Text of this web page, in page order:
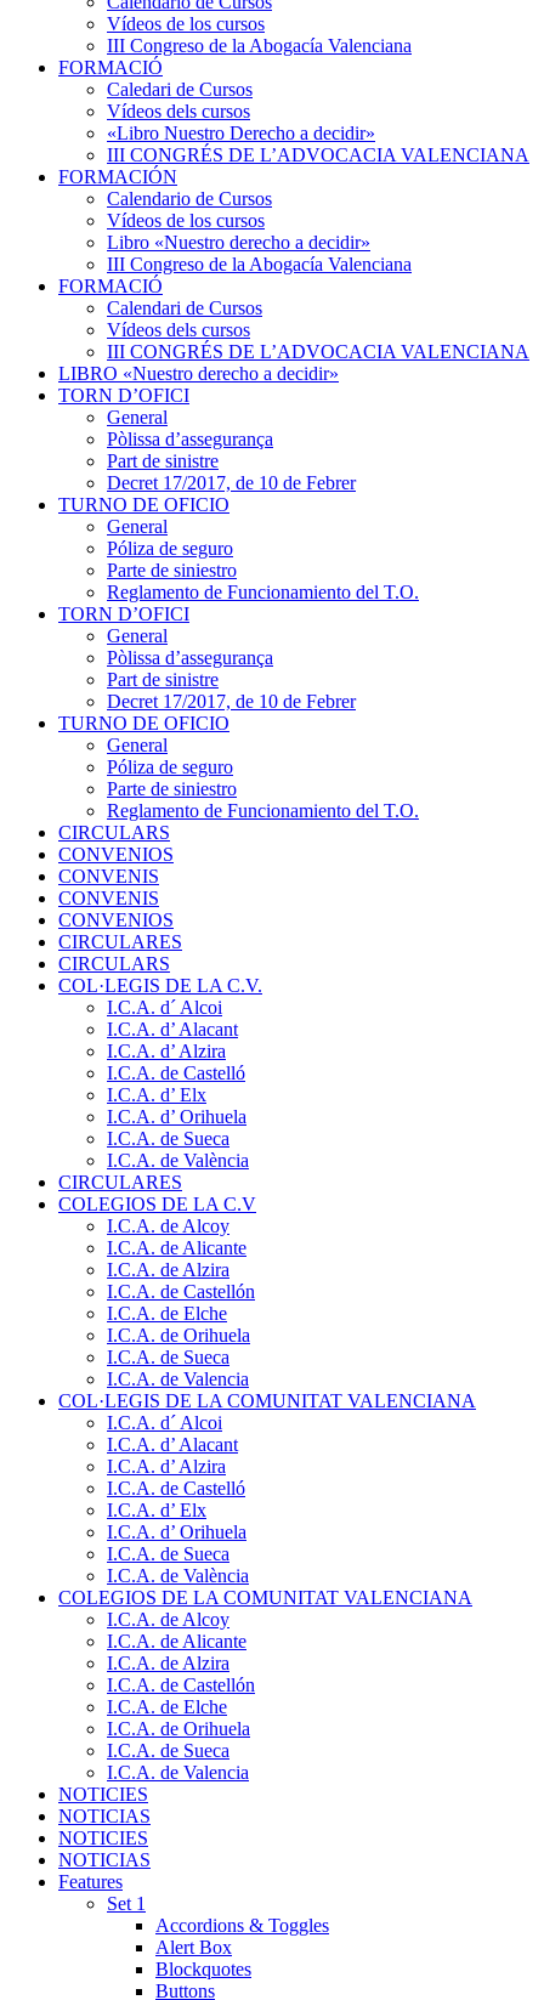
Vídeos de los cursos
III Congreso de la Abogacía Valenciana
FORMACIÓ
Caledari de Cursos
Vídeos dels cursos
«Libro Nuestro Derecho a decidir»
III CONGRÉS DE L’ADVOCACIA VALENCIANA
FORMACIÓN
Calendario de Cursos
Vídeos de los cursos
Libro «Nuestro derecho a decidir»
III Congreso de la Abogacía Valenciana
FORMACIÓ
Calendari de Cursos
Vídeos dels cursos
III CONGRÉS DE L’ADVOCACIA VALENCIANA
LIBRO «Nuestro derecho a decidir»
TORN D’OFICI
General
Pòlissa d’assegurança
Part de sinistre
Decret 17/2017, de 10 de Febrer
TURNO DE OFICIO
General
Póliza de seguro
Parte de siniestro
Reglamento de Funcionamiento del T.O.
TORN D’OFICI
General
Pòlissa d’assegurança
Part de sinistre
Decret 17/2017, de 10 de Febrer
TURNO DE OFICIO
General
Póliza de seguro
Parte de siniestro
Reglamento de Funcionamiento del T.O.
CIRCULARS
CONVENIOS
CONVENIS
CONVENIS
CONVENIOS
CIRCULARES
CIRCULARS
COL·LEGIS DE LA C.V.
I.C.A. d´ Alcoi
I.C.A. d’ Alacant
I.C.A. d’ Alzira
I.C.A. de Castelló
I.C.A. d’ Elx
I.C.A. d’ Orihuela
I.C.A. de Sueca
I.C.A. de València
CIRCULARES
COLEGIOS DE LA C.V
I.C.A. de Alcoy
I.C.A. de Alicante
I.C.A. de Alzira
I.C.A. de Castellón
I.C.A. de Elche
I.C.A. de Orihuela
I.C.A. de Sueca
I.C.A. de Valencia
COL·LEGIS DE LA COMUNITAT VALENCIANA
I.C.A. d´ Alcoi
I.C.A. d’ Alacant
I.C.A. d’ Alzira
I.C.A. de Castelló
I.C.A. d’ Elx
I.C.A. d’ Orihuela
I.C.A. de Sueca
I.C.A. de València
COLEGIOS DE LA COMUNITAT VALENCIANA
I.C.A. de Alcoy
I.C.A. de Alicante
I.C.A. de Alzira
I.C.A. de Castellón
I.C.A. de Elche
I.C.A. de Orihuela
I.C.A. de Sueca
I.C.A. de Valencia
NOTICIES
NOTICIAS
NOTICIES
NOTICIAS
Features
Set 1
Accordions & Toggles
Alert Box
Blockquotes
Buttons